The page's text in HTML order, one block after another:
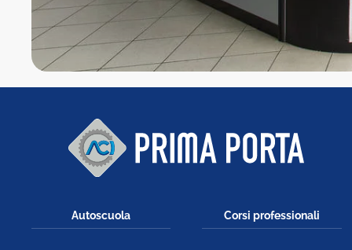
Autoscuola Corsi professionali